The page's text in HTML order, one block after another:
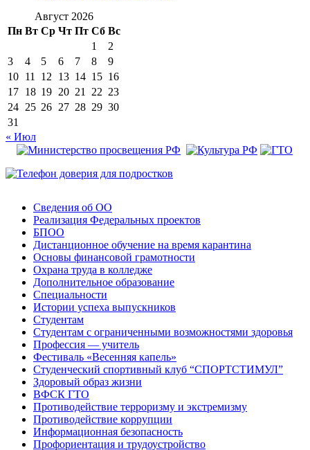
Август 2026
Пн Вт Ср Чт Пт Сб Вс
1
2
3
4 5 6 7 8
9
10 11 12 13 14 15 16
17 18 19 20 21 22 23
24 25 26 27 28 29 30
31
« Июл
Сведения об ОО
Реализация Федеральных проектов
БПОО
Дистанционное обучение на время карантина
Основы финансовой грамотности
Охрана труда в колледже
Дополнительное образование
Специальности
Истории успеха выпускников
Студентам
Студентам с ограниченными возможностями здоровья
Профессия — учитель
Фестиваль «Весенняя капель»
Студенческий спортивный клуб “СПОРТСТИМУЛ”
Здоровый образ жизни
ВФСК ГТО
Противодействие терроризму и экстремизму
Противодействие коррупции
Информационная безопасность
Профориентация и трудоустройство